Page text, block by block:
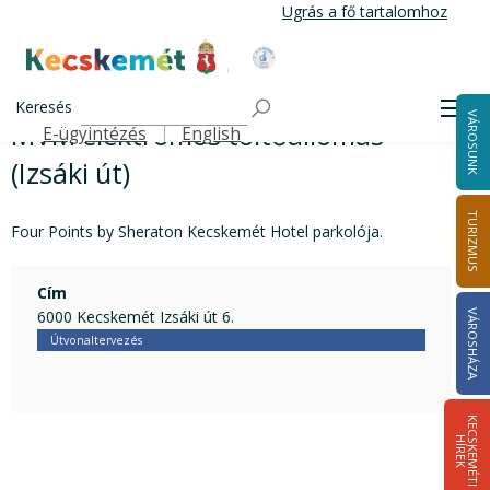
tartalomra
Ugrás a fő tartalomhoz
Kecskemét Város Honlapja
Keresés
Felső navigáció
E-ügyintézés English VÁROSUNK
TURIZMUS
VÁROSHÁZA
K
E
C
S
K
E
M
É
T
I
HÍ
R
E
K
MVM elektromos töltőállomás (Izsáki út)
MVM elektromos töltőállomás
(Izsáki út)
Four Points by Sheraton Kecskemét Hotel parkolója.
Cím
6000 Kecskemét Izsáki út 6.
Útvonaltervezés